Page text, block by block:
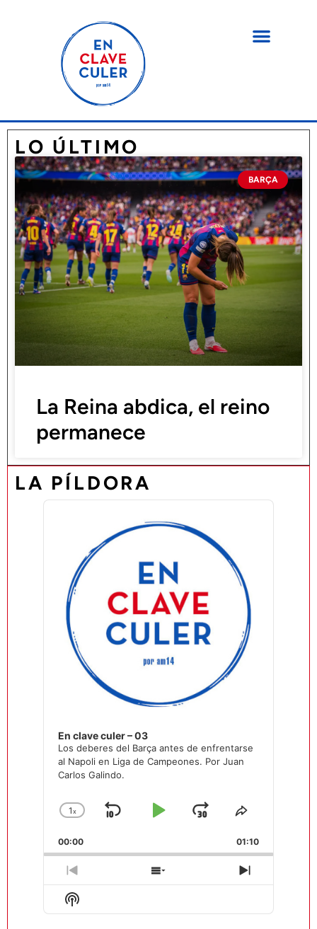
LO ÚLTIMO
BARÇA
La Reina abdica, el reino
permanece
LA PÍLDORA
Audio
En clave culer – 03
Los deberes del Barça antes de enfrentarse
al Napoli en Liga de Campeones. Por Juan
Carlos Galindo.
Cambiar
velocidad
de
reproducción
1x
Saltar
atrás
Reproducir
Pausar
AvanzarCompartir
episodio
00:00 01:10
Episodio
anterior
Mostrar
la
de
Siguiente
episodio
Mostrar
La